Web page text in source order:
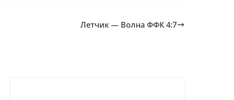
Летчик — Волна ФФК 4:7